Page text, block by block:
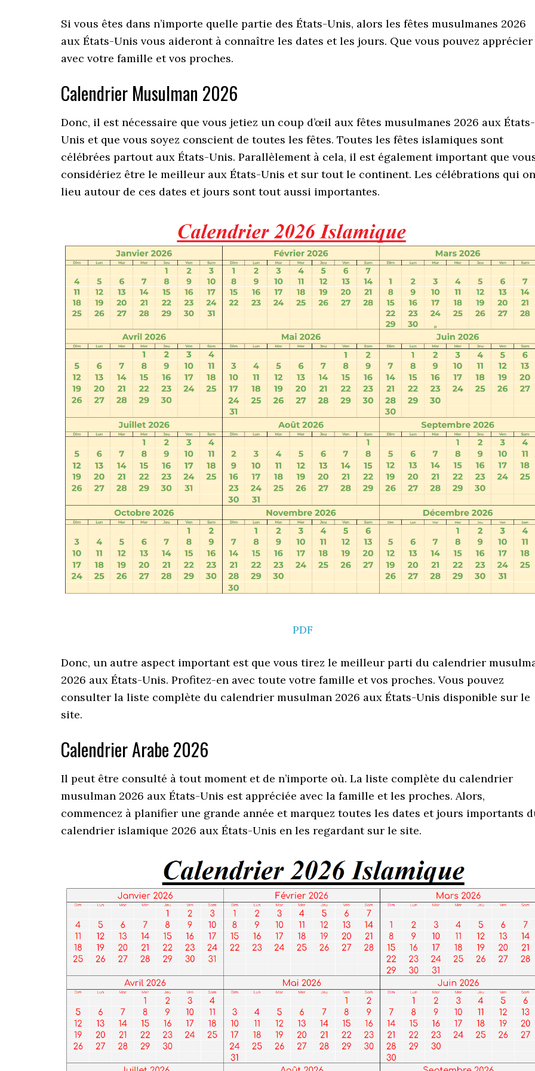
Si vous êtes dans n’importe quelle partie des États-Unis, alors les fêtes musulmanes 2026
aux États-Unis vous aideront à connaître les dates et les jours. Que vous pouvez apprécier
avec votre famille et vos proches.
Calendrier Musulman 2026
Donc, il est nécessaire que vous jetiez un coup d’œil aux fêtes musulmanes 2026 aux États-
Unis et que vous soyez conscient de toutes les fêtes. Toutes les fêtes islamiques sont
célébrées partout aux États-Unis. Parallèlement à cela, il est également important que
considériez être le meilleur aux États-Unis et sur tout le continent. Les célébrations qui
lieu autour de ces dates et jours sont tout aussi importantes.
PDF
Donc, un autre aspect important est que vous tirez le meilleur parti du calendrier
2026 aux États-Unis. Profitez-en avec toute votre famille et vos proches. Vous pouvez
consulter la liste complète du calendrier musulman 2026 aux États-Unis disponible sur le
site.
Calendrier Arabe 2026
Il peut être consulté à tout moment et de n’importe où. La liste complète du calendrier
musulman 2026 aux États-Unis est appréciée avec la famille et les proches. Alors,
commencez à planifier une grande année et marquez toutes les dates et jours importants
calendrier islamique 2026 aux États-Unis en les regardant sur le site.